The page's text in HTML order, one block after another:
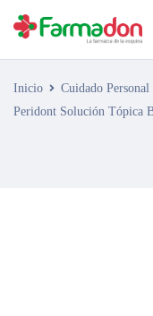
Inicio Cuidado Personal
Peridont Solución Tópica